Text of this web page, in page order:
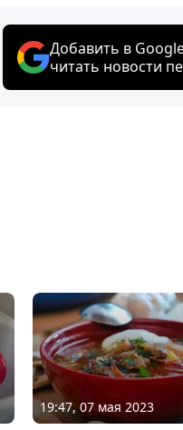
Добавить в
читать новости
19:47, 07 мая 2023